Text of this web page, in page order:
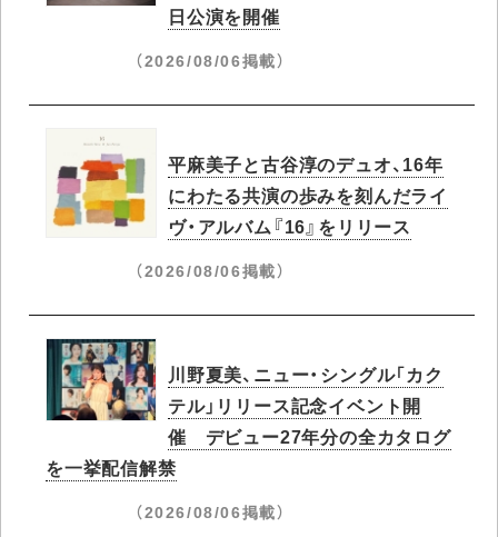
日公演を開催
（2026/08/06掲載）
平麻美子と古谷淳のデュオ、16年
にわたる共演の歩みを刻んだライ
ヴ・アルバム『16』をリリース
（2026/08/06掲載）
川野夏美、ニュー・シングル「カク
テル」リリース記念イベント開
催 デビュー27年分の全カタログ
を一挙配信解禁
（2026/08/06掲載）